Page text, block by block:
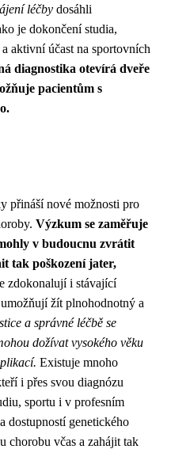
léčby dosáhli
je dokončení studia,
aktivní účast na sportovních
diagnostika otevírá dveře
pacientům s
přináší nové možnosti pro
Výzkum se zaměřuje
v budoucnu zvrátit
tak poškození jater,
zdokonalují i stávající
žít plnohodnotný a
a správné léčbě se
dožívat vysokého věku
Existuje mnoho
i přes svou diagnózu
sportu i v profesním
dostupností genetického
chorobu včas a zahájit tak